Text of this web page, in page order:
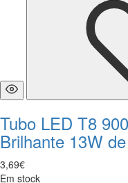
Tubo LED T8
Brilhante 13W
3,69€
Em stock